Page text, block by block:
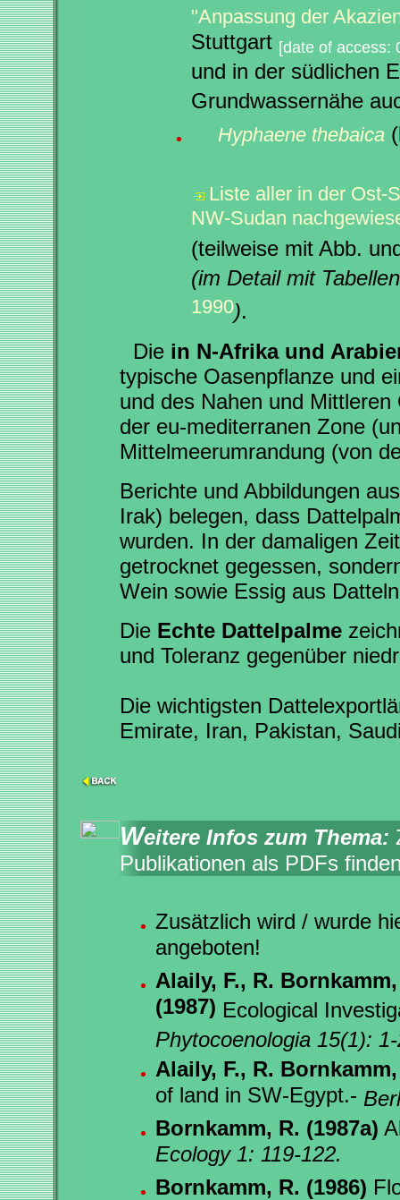
"Anpassung der
Stuttgart [date of access:
und in der südlichen
Grundwassernähe
Hyphaene thebaica (
Liste aller in der Ost-
NW-Sudan
(teilweise mit Abb.
(im Detail mit
1990).
Die in N-Afrika und
typische Oasenpflanze und
und des Nahen und
der eu-mediterranen Zone
Mittelmeerumrandung (von
Berichte und Abbildungen
Irak) belegen, dass
wurden. In der damaligen
getrocknet gegessen,
Wein sowie Essig aus
Die Echte Dattelpalme
und Toleranz gegenüber
Die wichtigsten
Emirate, Iran, Pakistan,
Weitere Infos zum Thema:
Publikationen als PDFs
Zusätzlich wird / wurde
angeboten!
Alaily, F., R.
(1987) Ecological
Phytocoenologia 15(1):
Alaily, F., R.
of land in SW-Egypt.-
Bornkamm, R. (1987a)
Ecology 1: 119-122.
Bornkamm, R. (1986)